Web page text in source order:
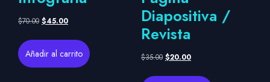
$70.00 $45.00
Añadir al carrito
Diapositiva /
Revista
$35.00 $20.00